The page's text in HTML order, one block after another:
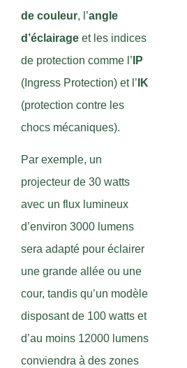
de couleur, l’angle
d’éclairage et les indices
de protection comme l’ IP
(Ingress Protection) et l’ IK
(protection contre les
chocs mécaniques).
Par exemple, un
projecteur de 30 watts
avec un flux lumineux
d’environ 3000 lumens
sera adapté pour éclairer
une grande allée ou une
cour, tandis qu’un modèle
disposant de 100 watts et
d’au moins 12000 lumens
conviendra à des zones